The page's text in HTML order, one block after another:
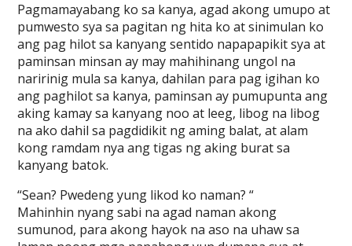
Pagmamayabang ko sa kanya, agad akong umupo at
pumwesto sya sa pagitan ng hita ko at sinimulan ko
ang pag hilot sa kanyang sentido napapapikit sya at
paminsan minsan ay may mahihinang ungol na
naririnig mula sa kanya, dahilan para pag igihan ko
ang paghilot sa kanya, paminsan ay pumupunta ang
aking kamay sa kanyang noo at leeg, libog na libog
na ako dahil sa pagdidikit ng aming balat, at alam
kong ramdam nya ang tigas ng aking burat sa
kanyang batok.
“Sean? Pwedeng yung likod ko naman? “
Mahinhin nyang sabi na agad naman akong
sumunod, para akong hayok na aso na uhaw sa